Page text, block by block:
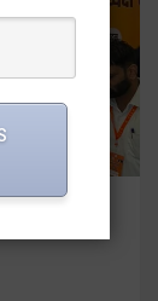
अध्यक्षों